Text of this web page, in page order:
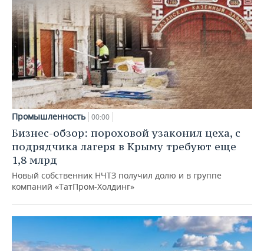
Промышленность 00:00
Бизнес-обзор: пороховой узаконил цеха, с
подрядчика лагеря в Крыму требуют еще
1,8 млрд
Новый собственник НЧТЗ получил долю и в группе
компаний «ТатПром-Холдинг»